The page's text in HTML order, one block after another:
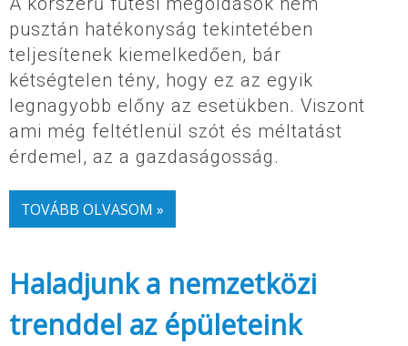
pusztán hatékonyság tekintetében
teljesítenek kiemelkedően, bár
kétségtelen tény, hogy ez az egyik
legnagyobb előny az esetükben. Viszont
ami még feltétlenül szót és méltatást
érdemel, az a gazdaságosság.
TOVÁBB OLVASOM »
Haladjunk a nemzetközi
trenddel az épületeink